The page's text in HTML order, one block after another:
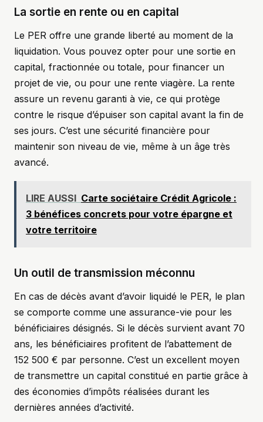
La sortie en rente ou en capital
Le PER offre une grande liberté au moment de la
liquidation. Vous pouvez opter pour une sortie en
capital, fractionnée ou totale, pour financer un
projet de vie, ou pour une rente viagère. La rente
assure un revenu garanti à vie, ce qui protège
contre le risque d’épuiser son capital avant la fin de
ses jours. C’est une sécurité financière pour
maintenir son niveau de vie, même à un âge très
avancé.
LIRE AUSSI Carte sociétaire Crédit Agricole :
3 bénéfices concrets pour votre épargne et
votre territoire
Un outil de transmission méconnu
En cas de décès avant d’avoir liquidé le PER, le plan
se comporte comme une assurance-vie pour les
bénéficiaires désignés. Si le décès survient avant 70
ans, les bénéficiaires profitent de l’abattement de
152 500 € par personne. C’est un excellent moyen
de transmettre un capital constitué en partie grâce à
des économies d’impôts réalisées durant les
dernières années d’activité.